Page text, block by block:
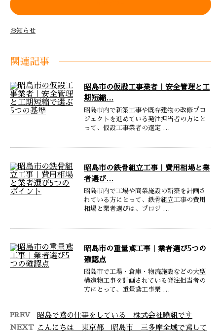
お知らせ
関連記事
昭島市の仮設工事業者｜安全管理と工
期短縮…
昭島市内で新築工事や既存建物の改修プロ
ジェクトを進めている発注担当者の方にと
って、仮設工事業者の選定 …
昭島市の鉄骨組立工事｜費用相場と業
者選び…
昭島市内で工場や商業施設の新築を計画さ
れている方にとって、鉄骨組立工事の費用
相場と業者選びは、プロジ …
昭島市の重量鳶工事｜業者選び5つの
確認点
昭島市で工場・倉庫・物流施設などの大型
構造物工事を計画されている発注担当者の
方にとって、重量鳶工事業 …
PREV 昭島で鳶の仕事をしている 株式会社曉組です
NEXT
こんにちは 東京都 昭島市 三多摩全域で鳶して